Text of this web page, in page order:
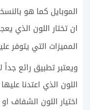
الموبايل كما هو
ان تختار اللون الذي
المميزات التي يتوفر
ويعتبر تطبيق رائع
اللون الذي اعتدنا
اختيار اللون الشفاف